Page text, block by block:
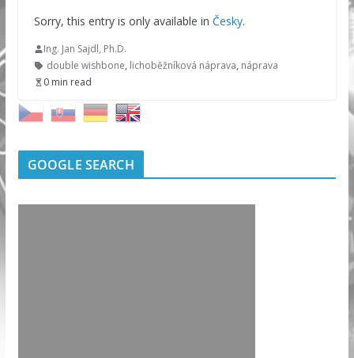
Sorry, this entry is only available in Česky.
Ing. Jan Sajdl, Ph.D.
double wishbone, lichoběžníková náprava, náprava
0 min read
GOOGLE SEARCH